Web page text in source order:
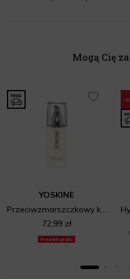
Mogą Cię
Prezent gratis
YOSKINE
Przeciwzmarszczkowy krem na dzień SPF 50+
72,99 zł
-